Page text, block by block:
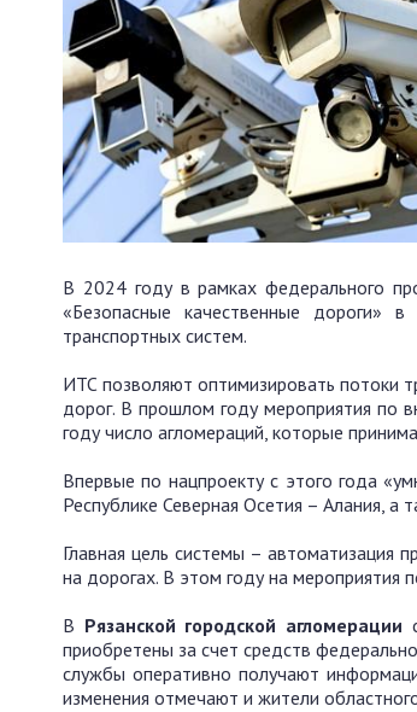
В 2024 году в рамках федерального
«Безопасные качественные дороги»
транспортных систем.
ИТС позволяют оптимизировать потоки
дорог. В прошлом году мероприятия по
году число агломераций, которые
Впервые по нацпроекту с этого года
Республике Северная Осетия – Алания, а
Главная цель системы – автоматизация
на дорогах. В этом году на
В Рязанской городской агломерации
приобретены за счет средств
службы оперативно получают
изменения отмечают и жители